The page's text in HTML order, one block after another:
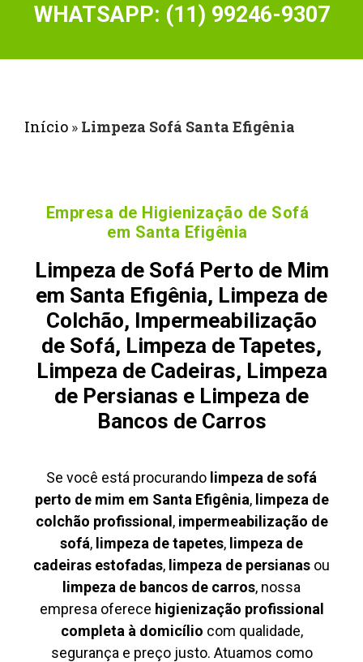
WHATSAPP: (11) 99246-9307
Início » Limpeza Sofá Santa Efigênia
Empresa de Higienização de Sofá
em Santa Efigênia
Limpeza de Sofá Perto de Mim
em Santa Efigênia, Limpeza de
Colchão, Impermeabilização
de Sofá, Limpeza de Tapetes,
Limpeza de Cadeiras, Limpeza
de Persianas e Limpeza de
Bancos de Carros
Se você está procurando limpeza de sofá
perto de mim em Santa Efigênia, limpeza de
colchão profissional , impermeabilização de
sofá, limpeza de tapetes, limpeza de
cadeiras estofadas, limpeza de persianas ou
limpeza de bancos de carros, nossa
empresa oferece higienização profissional
completa à domicílio com qualidade,
segurança e preço justo. Atuamos como